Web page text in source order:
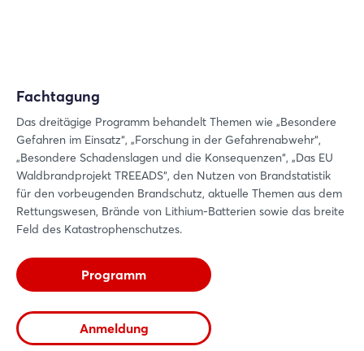
Fachtagung
Das dreitägige Programm behandelt Themen wie „Besondere
Gefahren im Einsatz“, „Forschung in der Gefahrenabwehr“,
„Besondere Schadenslagen und die Konsequenzen“, „Das EU
Waldbrandprojekt TREEADS“, den Nutzen von Brandstatistik
für den vorbeugenden Brandschutz, aktuelle Themen aus dem
Rettungswesen, Brände von Lithium-Batterien sowie das breite
Feld des Katastrophenschutzes.
Programm
Anmeldung
Passwort vergessen?
Noch nicht angemeldet?
Jetzt registrieren